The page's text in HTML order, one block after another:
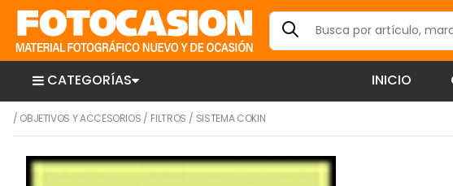
CATEGORÍAS INICIO
/ OBJETIVOS Y ACCESORIOS / FILTROS / SISTEMA COKIN